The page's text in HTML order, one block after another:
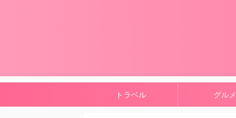
トラベル グルメ